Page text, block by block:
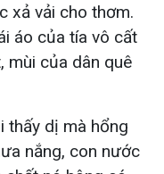
xả vải cho thơm.
áo của tía vô cất
mùi của dân quê
thấy dị mà hổng
nắng, con nước